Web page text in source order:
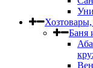
Хозтовары,
Баня